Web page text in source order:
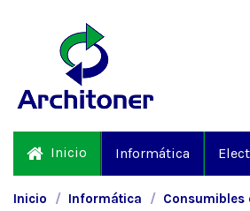
Inicio Informática
Inicio Informática Consumibles